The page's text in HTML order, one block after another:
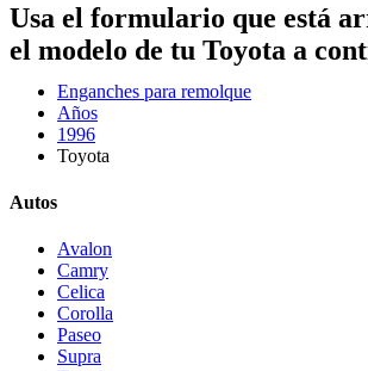
Usa el formulario que está
el modelo de tu Toyota a
Enganches para remolque
Años
1996
Toyota
Autos
Avalon
Camry
Celica
Corolla
Paseo
Supra